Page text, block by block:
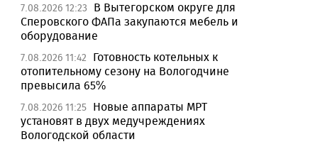
7.08.2026 12:23
В Вытегорском округе для
Сперовского ФАПа закупаются мебель и
оборудование
7.08.2026 11:42
Готовность котельных к
отопительному сезону на Вологодчине
превысила 65%
7.08.2026 11:25 Новые аппараты МРТ
установят в двух медучреждениях
Вологодской области